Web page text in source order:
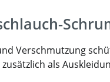
Verschmutzung
als